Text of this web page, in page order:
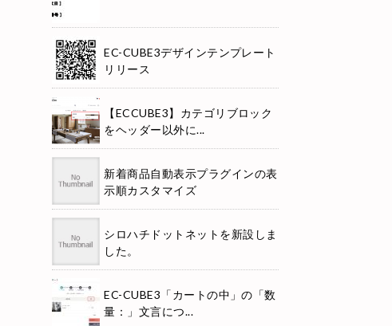
EC-CUBE3デザインテンプレート
リリース
【ECCUBE3】カテゴリブロック
をヘッダー以外に...
新着商品自動表示プラグインの表
示順カスタマイズ
シロハチドットネットを新設しま
した。
EC-CUBE3「カートの中」の「数
量：」文言につ...